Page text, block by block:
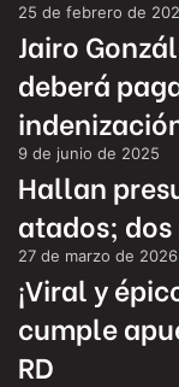
25 de febrero de
Jairo
deberá
9 de junio de 2025
Hallan
atados;
27 de marzo de 2026
¡Viral y
cumple
RD